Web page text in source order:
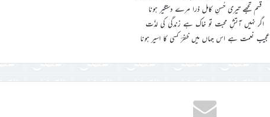
قسم تجھے تیری حُسنِ کامل ذرا مرے دستگیر ہونا
اگر نہیں آتشِ محبت تو خاک ہے زندگی کی لذّت
عجیب نعمت ہے اس جہاں میں ظفرؔ کسی کا اسیر ہونا